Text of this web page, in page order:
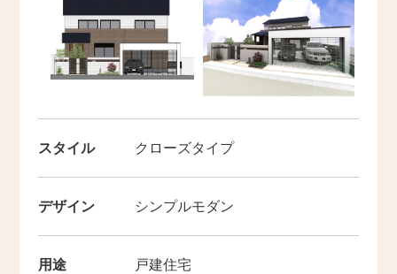
スタイル クローズタイプ
デザイン シンプルモダン
用途 戸建住宅